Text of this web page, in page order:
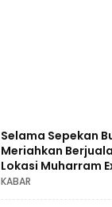
Selama Sepekan
Meriahkan
Lokasi Muharram
KABAR